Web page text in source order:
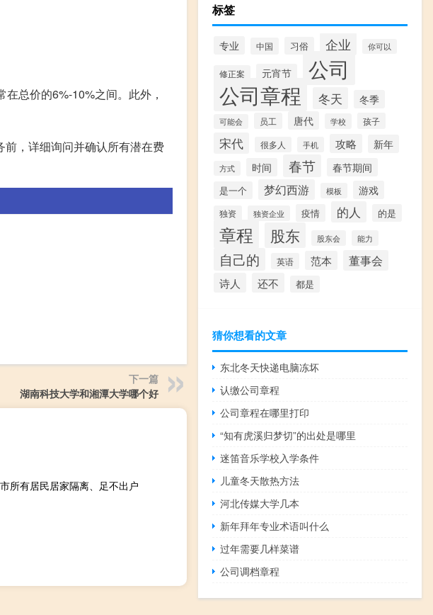
总价的6%-10%之间。此外，
，详细询问并确认所有潜在费
下一篇
湖南科技大学和湘潭大学哪个好
所有居民居家隔离、足不出户
标签
专业 中国 习俗 企业 你可以
修正案 元宵节 公司
公司章程 冬天 冬季
可能会 员工 唐代 学校 孩子
宋代 很多人 手机 攻略 新年
方式 时间 春节 春节期间
是一个 梦幻西游 模板 游戏
独资 独资企业 疫情 的人 的是
章程 股东 股东会 能力
自己的 英语 范本 董事会
诗人 还不 都是
猜你想看的文章
东北冬天快递电脑冻坏
认缴公司章程
公司章程在哪里打印
“知有虎溪归梦切”的出处是哪里
迷笛音乐学校入学条件
儿童冬天散热方法
河北传媒大学几本
新年拜年专业术语叫什么
过年需要几样菜谱
公司调档章程